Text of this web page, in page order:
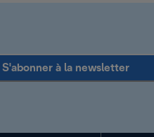
S'abonner à la newsletter